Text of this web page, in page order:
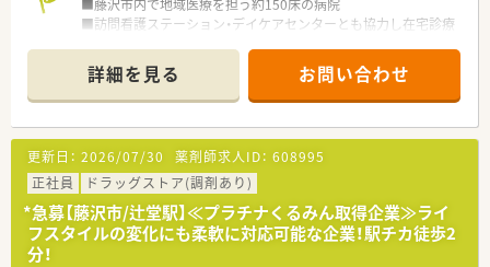
■藤沢市内で地域医療を担う約150床の病院
■訪問看護ステーション・デイケアセンターとも協力し在宅診療
■病棟業務にご興味のある方歓迎！
■勤務は17:30までで、残業も月3時間程度
■夜勤・当直はありません
■マイカー通勤OK
≪業務内容≫
■入院患者様の調剤、監査、服薬指導 ※外来は院外処方
■注射セットまで（混注業務無し）
■病棟業務（一部実施）
■医薬品管理、医薬品情報管理
詳細を見る お問い合わせ
更新日： 2026/07/30 薬剤師求人ID： 608995
正社員
ドラッグストア(調剤あり)
*急募【藤沢市/辻堂駅】≪プラチナくるみん取得企業≫ライ
フスタイルの変化にも柔軟に対応可能な企業！駅チカ徒歩2
分！